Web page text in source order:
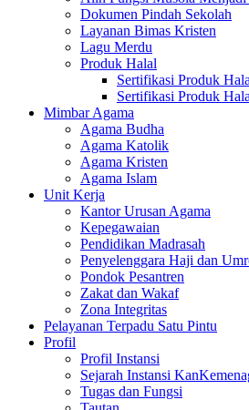
Dokumen Pindah Sekolah
Layanan Bimas Kristen
Lagu Merdu
Produk Halal
Sertifikasi Produk
Sertifikasi Produk
Mimbar Agama
Agama Budha
Agama Katolik
Agama Kristen
Agama Islam
Unit Kerja
Kantor Urusan Agama
Kepegawaian
Pendidikan Madrasah
Penyelenggara Haji dan
Pondok Pesantren
Zakat dan Wakaf
Zona Integritas
Pelayanan Terpadu Satu Pintu
Profil
Profil Instansi
Sejarah Instansi
Tugas dan Fungsi